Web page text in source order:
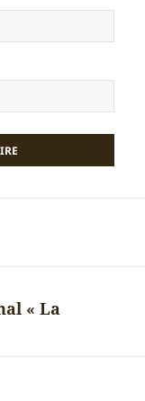
« La